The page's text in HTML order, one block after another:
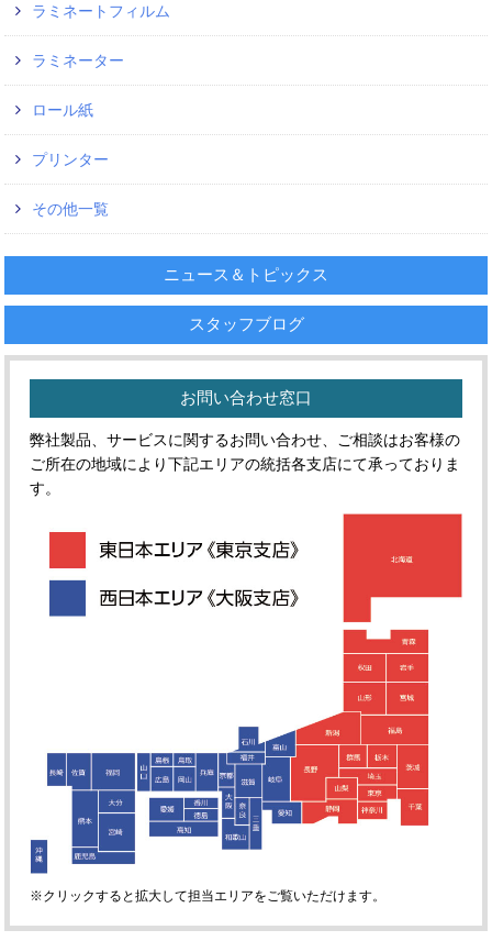
ラミネートフィルム
ラミネーター
ロール紙
プリンター
その他一覧
ニュース＆トピックス
スタッフブログ
お問い合わせ窓口
弊社製品、サービスに関するお問い合わせ、ご相談はお客様の
ご所在の地域により下記エリアの統括各支店にて承っておりま
す。
※クリックすると拡大して担当エリアをご覧いただけます。